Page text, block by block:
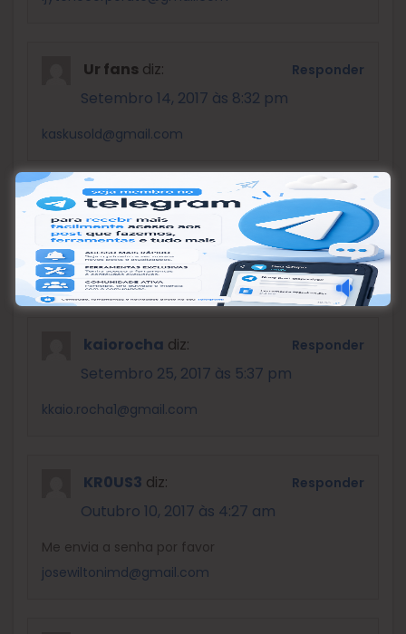
Ur fans diz:
Setembro 14, 2017 às 8:32 pm
kaskusold@gmail.com
Responder
VINICIUS SILVESTRE DOS SANTOSdiz:
Setembro 18, 2017 às 1:33 pm
senha por favorfotofest023@gmail.com
Responder
kaiorocha diz:
Setembro 25, 2017 às 5:37 pm
kkaio.rocha1@gmail.com
Responder
KR0US3 diz:
Outubro 10, 2017 às 4:27 am
Me envia a senha por favor
josewiltonimd@gmail.com
Responder